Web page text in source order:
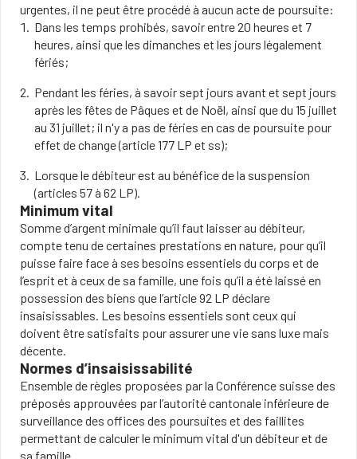
urgentes, il ne peut être procédé à aucun acte de poursuite:
Dans les temps prohibés, savoir entre 20 heures et 7
heures, ainsi que les dimanches et les jours légalement
fériés;
Pendant les féries, à savoir sept jours avant et sept jours
après les fêtes de Pâques et de Noël, ainsi que du 15 juillet
au 31 juillet; il n'y a pas de féries en cas de poursuite pour
effet de change (article 177 LP et ss);
Lorsque le débiteur est au bénéfice de la suspension
(articles 57 à 62 LP).
Minimum vital
Somme d’argent minimale qu’il faut laisser au débiteur,
compte tenu de certaines prestations en nature, pour qu’il
puisse faire face à ses besoins essentiels du corps et de
l’esprit et à ceux de sa famille, une fois qu’il a été laissé en
possession des biens que l’article 92 LP déclare
insaisissables. Les besoins essentiels sont ceux qui
doivent être satisfaits pour assurer une vie sans luxe mais
décente.
Normes d’insaisissabilité
Ensemble de règles proposées par la Conférence suisse des
préposés approuvées par l’autorité cantonale inférieure de
surveillance des offices des poursuites et des faillites
permettant de calculer le minimum vital d'un débiteur et de
sa famille.